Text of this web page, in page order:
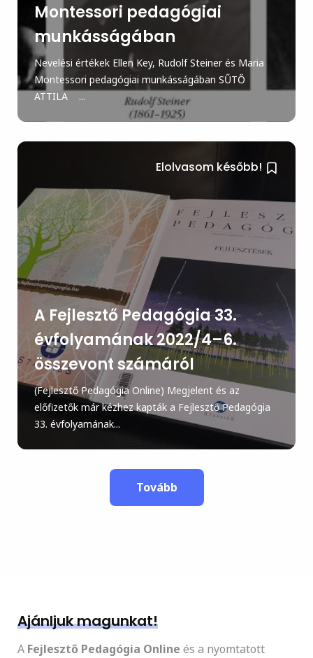
Montessori pedagógiai
munkásságában
Nevelési értékek Ellen Key, Rudolf Steiner és Maria
Montessori pedagógiai munkásságában SŰTŐ
ATTILA ...
Elolvasom később!
A Fejlesztő Pedagógia 33.
évfolyamának 2022/4–6.
összevont számáról
(Fejlesztő Pedagógia Online) Megjelent és az
előfizetők már kézhez kapták a Fejlesztő Pedagógia
33. évfolyamának...
Tovább
Ajánljuk magunkat!
A Fejlesztő Pedagógia Online és a nyomtatott